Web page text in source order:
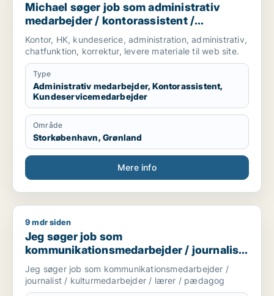
Michael søger job som administrativ
medarbejder / kontorassistent /
kundeservicemedarbejder
Kontor, HK, kundeserice, administration, administrativ,
chatfunktion, korrektur, levere materiale til web site.
Type
Administrativ medarbejder, Kontorassistent,
Kundeservicemedarbejder
Område
Storkøbenhavn, Grønland
Mere info
Jeg søger job som kommunikationsmedarbejder /
9 mdr siden
Jeg søger job som
kommunikationsmedarbejder / journalist
/ kulturmedarbejder / lærer / pædagog
Jeg søger job som kommunikationsmedarbejder /
journalist / kulturmedarbejder / lærer / pædagog